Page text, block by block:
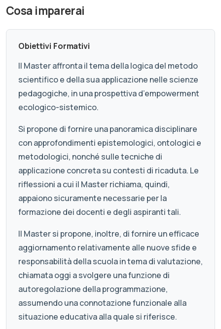
Cosa imparerai
Obiettivi Formativi
Il Master affronta il tema della logica del metodo
scientifico e della sua applicazione nelle scienze
pedagogiche, in una prospettiva d’empowerment
ecologico-sistemico.
Si propone di fornire una panoramica disciplinare
con approfondimenti epistemologici, ontologici e
metodologici, nonché sulle tecniche di
applicazione concreta su contesti di ricaduta. Le
riflessioni a cui il Master richiama, quindi,
appaiono sicuramente necessarie per la
formazione dei docenti e degli aspiranti tali.
Il Master si propone, inoltre, di fornire un efficace
aggiornamento relativamente alle nuove sfide e
responsabilità della scuola in tema di valutazione,
chiamata oggi a svolgere una funzione di
autoregolazione della programmazione,
assumendo una connotazione funzionale alla
situazione educativa alla quale si riferisce.